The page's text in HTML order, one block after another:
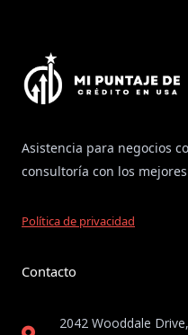
Asistencia para negocios
consultoría con los
Política de privacidad
Contacto
2042 Wooddale